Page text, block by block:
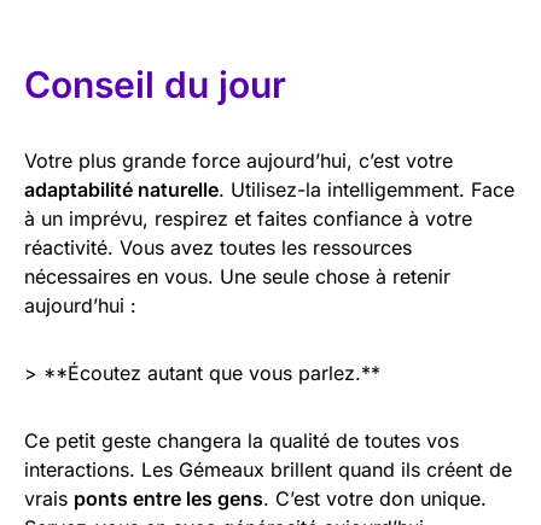
Conseil du jour
Votre plus grande force aujourd’hui, c’est votre
adaptabilité naturelle. Utilisez-la intelligemment. Face
à un imprévu, respirez et faites confiance à votre
réactivité. Vous avez toutes les ressources
nécessaires en vous. Une seule chose à retenir
aujourd’hui :
> **Écoutez autant que vous parlez.**
Ce petit geste changera la qualité de toutes vos
interactions. Les Gémeaux brillent quand ils créent de
vrais ponts entre les gens. C’est votre don unique.